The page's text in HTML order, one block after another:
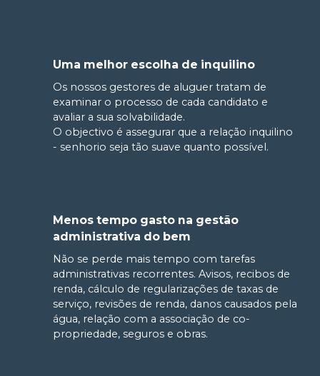
Uma melhor escolha de inquilino
Os nossos gestores de aluguer tratam de
examinar o processo de cada candidato e
avaliar a sua solvabilidade.
O objectivo é assegurar que a relação inquilino
- senhorio seja tão suave quanto possível.
Menos tempo gasto na gestão
administrativa do bem
Não se perde mais tempo com tarefas
administrativas recorrentes. Avisos, recibos de
renda, cálculo de regularizações de taxas de
serviço, revisões de renda, danos causados pela
água, relação com a associação de co-
propriedade, seguros e obras.